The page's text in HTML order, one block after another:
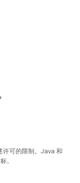
许可的限制。Java 和
。